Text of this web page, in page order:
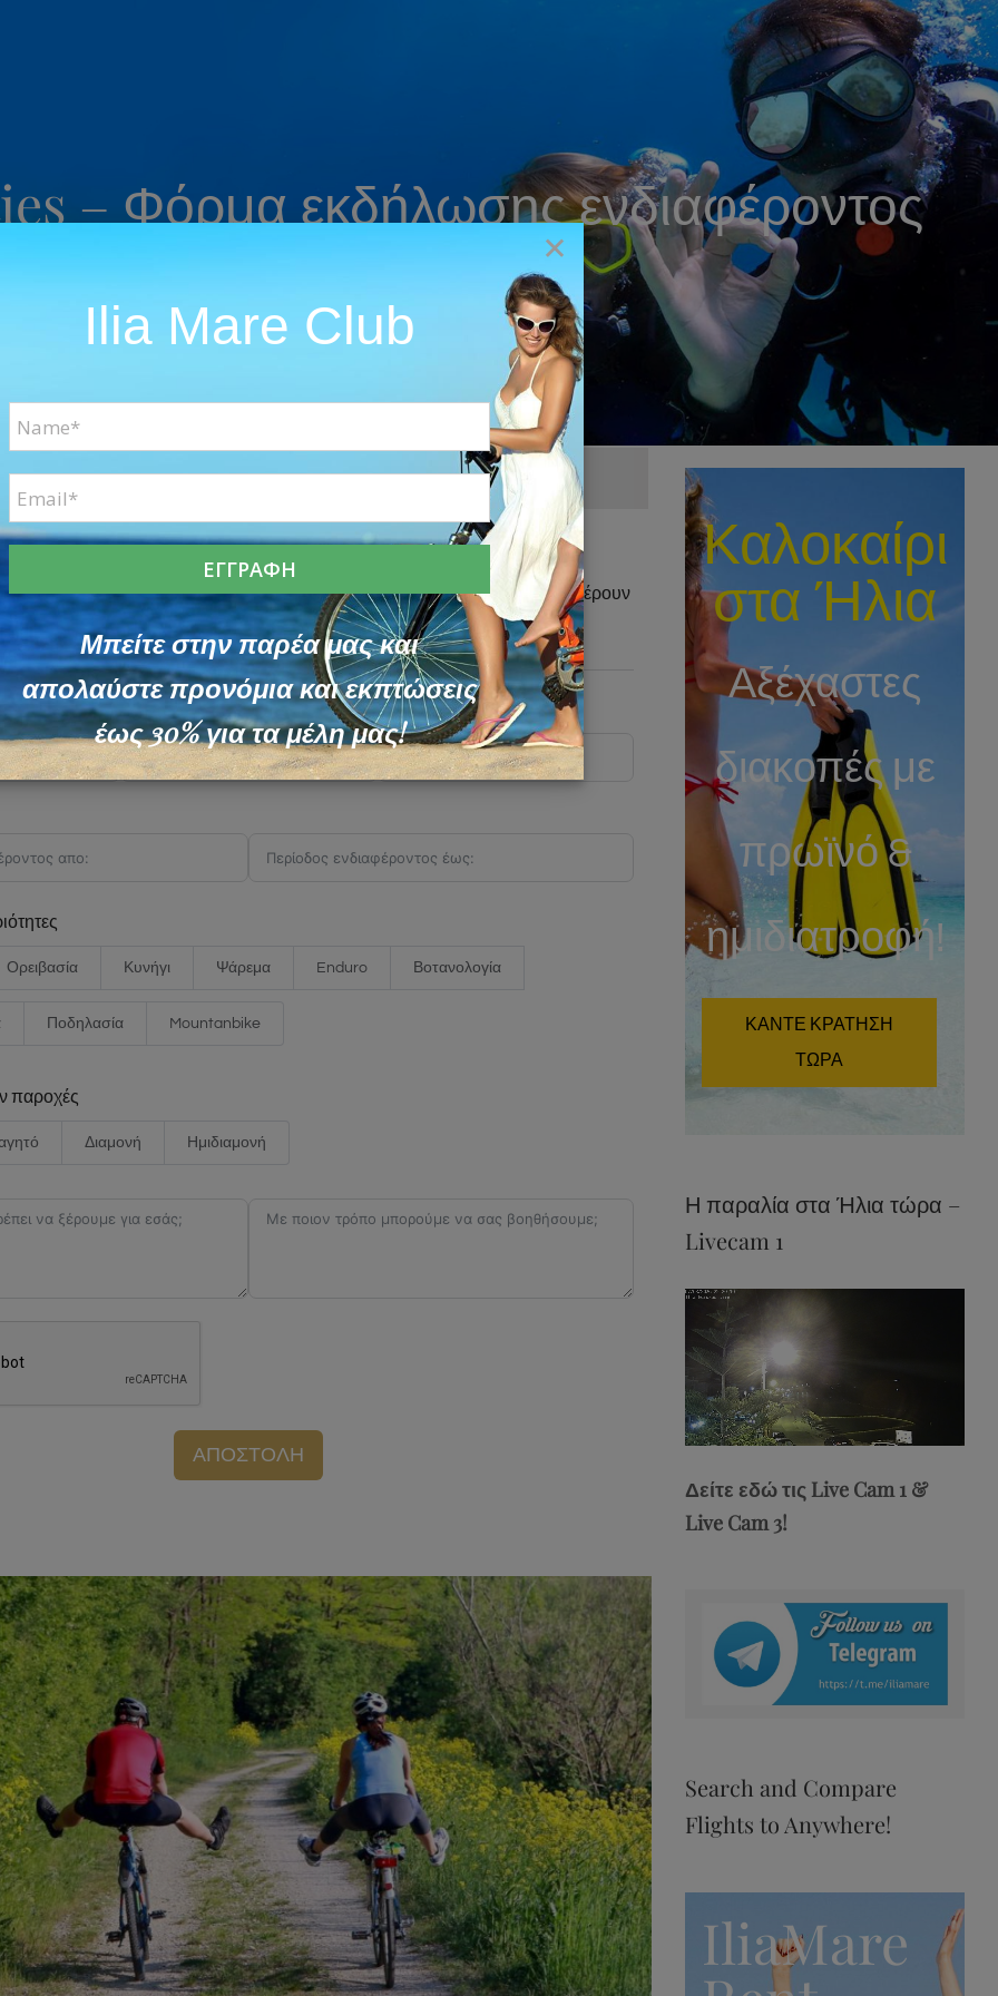
– Φόρμα εκδήλωσης ενδιαφέροντος
ΕΛΛΗΝΙΚΑ ENGLISH
- Φόρμα εκδήλωσης ενδιαφέροντος
τη φόρμα με τα στοιχεία σας, τις δραστηριότητες που σας ενδιαφέρουν
άμεσα μαζί σας!
Ορειβασία Κυνήγι Ψάρεμα Enduro Βοτανολογία
Ποδηλασία Mountanbike
παροχές
Διαμονή Ημιδιαμονή
ΑΠΟΣΤΟΛΗ
Καλοκαίρι
στα Ήλια
Αξέχαστες
διακοπές με
πρωϊνό &
ημιδιατροφή!
ΚΑΝΤΕ ΚΡΑΤΗΣΗ
ΤΩΡΑ
Η παραλία στα Ήλια τώρα –
Livecam 1
Unmute
Stream
Δείτε εδώ τις Live Cam 1 &
Live Cam 3!
Search and Compare
Flights to Anywhere!
IliaMare
×
Ilia Mare Club
Μπείτε στην παρέα μας και
απολαύστε προνόμια και εκπτώσεις
έως 30% για τα μέλη μας!